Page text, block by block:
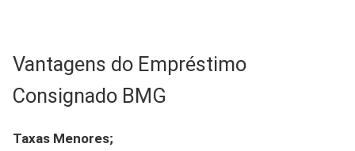
Vantagens do Empréstimo
Consignado BMG
Taxas Menores;